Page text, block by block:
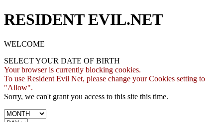
RESIDENT EVIL.NET
WELCOME
SELECT YOUR DATE OF BIRTH
Your browser is currently blocking cookies.
To use Resident Evil Net, please change your Cookies setting to
"Allow".
Sorry, we can't grant you access to this site this time.